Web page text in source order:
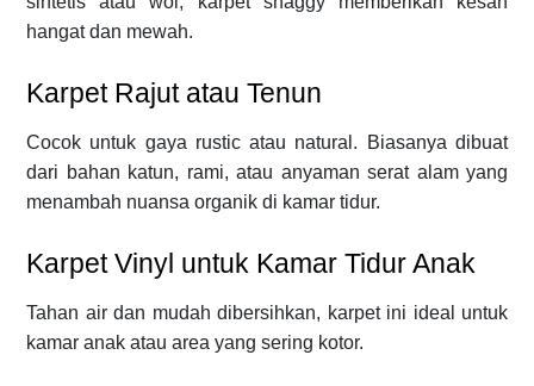
hangat dan mewah.
Karpet Rajut atau Tenun
Cocok untuk gaya rustic atau natural. Biasanya dibuat
dari bahan katun, rami, atau anyaman serat alam yang
menambah nuansa organik di kamar tidur.
Karpet Vinyl untuk Kamar Tidur Anak
Tahan air dan mudah dibersihkan, karpet ini ideal untuk
kamar anak atau area yang sering kotor.